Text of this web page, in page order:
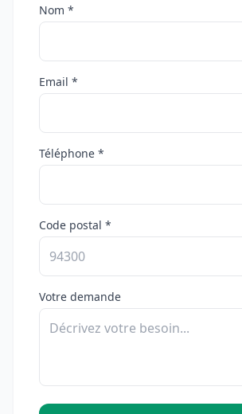
Nom *
Email *
Téléphone *
Code postal *
Votre demande